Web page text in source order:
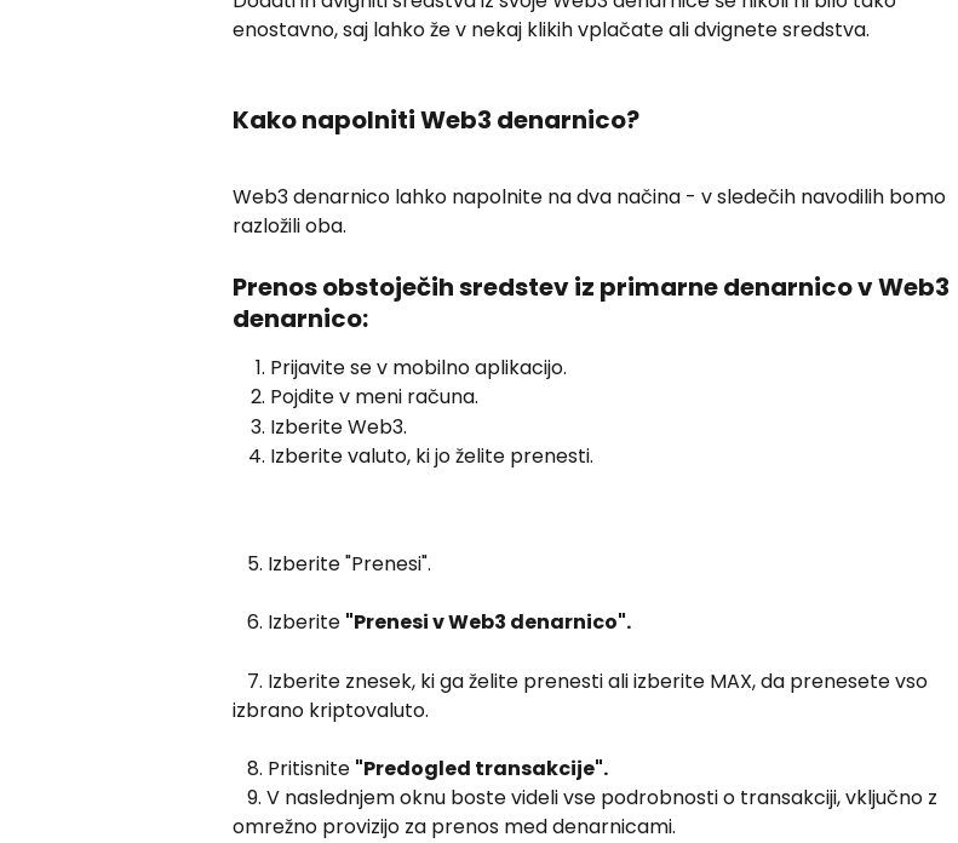
enostavno, saj lahko že v nekaj klikih vplačate ali dvignete sredstva.
Kako napolniti Web3 denarnico?
Web3 denarnico lahko napolnite na dva načina - v sledečih navodilih bomo
razložili oba.
Prenos obstoječih sredstev iz primarne denarnico v Web3
denarnico:
Prijavite se v mobilno aplikacijo.
Pojdite v meni računa.
Izberite Web3.
Izberite valuto, ki jo želite prenesti.
   5. Izberite "Prenesi".
   6. Izberite
"Prenesi v Web3 denarnico".
izbrano kriptovaluto.
   8. Pritisnite
"Predogled transakcije".
omrežno provizijo za prenos med denarnicami.